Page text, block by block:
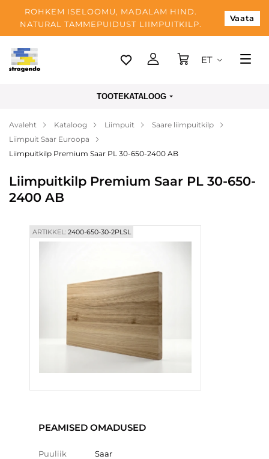
ROHKEM ISELOOMU, MADALAM HIND.
NATURAL TAMMEPUIDUST LIIMPUITKILP.
Vaata
Tallinn
Makse
Meist
Kontaktid
ET
TOOTEKATALOOG
Avaleht Kataloog Liimpuit
Saare liimpuitkilp
Liimpuit Saar Euroopa
Liimpuitkilp Premium Saar PL 30-650-2400 AB
Liimpuitkilp Premium Saar PL 30-650-
2400 AB
ARTIKKEL:2400-650-30-2PLSL
PEAMISED OMADUSED
Puuliik Saar